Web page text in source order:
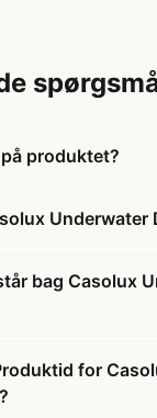
produktet?
Underwater
bag Casolux
for